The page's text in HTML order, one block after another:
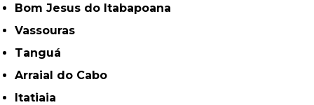
Bom Jesus do Itabapoana
Vassouras
Tanguá
Arraial do Cabo
Itatiaia